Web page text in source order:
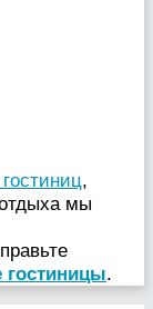
,
мы
гостиницы.